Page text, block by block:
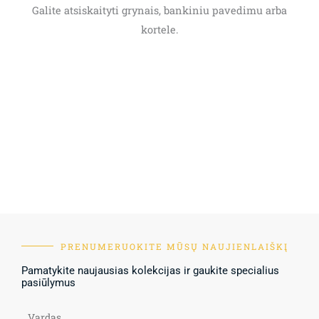
Galite atsiskaityti grynais, bankiniu pavedimu arba
kortele.
PRENUMERUOKITE MŪSŲ NAUJIENLAIŠKĮ
Pamatykite naujausias kolekcijas ir gaukite specialius
pasiūlymus